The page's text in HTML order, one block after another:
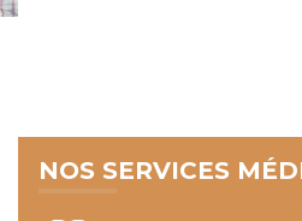
NOS SERVICES